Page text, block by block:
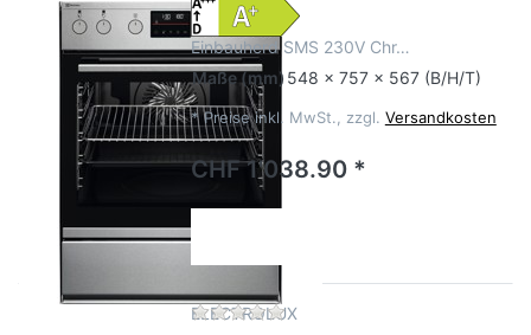
Einbauherd SMS 230V Chr…
Maße(mm) 548 x 757 x 567 (B/H/T)
* Preise inkl. MwSt., zzgl. Versandkosten
CHF 1'038.90 *
ELECTROLUXZu diesem Produkt liegen